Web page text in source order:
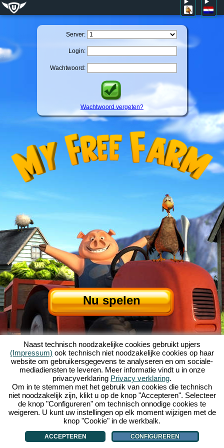
Server:
Login:
Wachtwoord:
Wachtwoord vergeten?
Nu spelen
Over My Free Farm|Het verhaal van dit browserspel|De mogelijkheden
AGV|Impressum|Privacybeleid|Regels| Forum|Support|
My Free Farm 2 App |Google Play|App Store|
Browsergames - Upjers.com| Cookies beheren
Naast technisch noodzakelijke cookies gebruikt upjers
(Impressum) ook technisch niet noodzakelijke cookies op haar
website om gebruikersgegevens te analyseren en om sociale-
mediadiensten te leveren. Meer informatie vindt u in onze
privacyverklaring Privacy verklaring.
Om in te stemmen met het gebruik van cookies die technisch
niet noodzakelijk zijn, klikt u op de knop "Accepteren". Selecteer
de knop "Configureren" om technisch onnodige cookies te
weigeren. U kunt uw instellingen op elk moment wijzigen met de
knop "Cookie" in de werkbalk.
ACCEPTEREN CONFIGUREREN